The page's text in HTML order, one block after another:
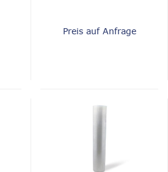
Preis auf Anfrage